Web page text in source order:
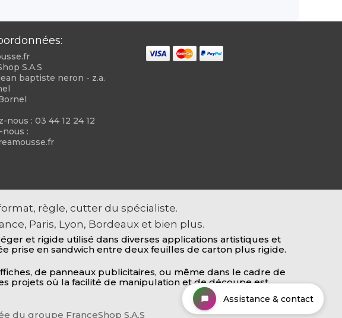
S.A.S
baptiste neron - z.a.
nous : 03 44 12 24 12
nous :
Assistance & contact
règle, cutter du spécialiste.
Paris, Lyon, Bordeaux et bien plus.
et rigide utilisé dans diverses applications artistiques et
prise en sandwich entre deux feuilles de carton plus rigide.
de panneaux publicitaires, ou même dans le cadre de
projets où la facilité de manipulation et de découpe est
du groupe FranceShop S.A.S